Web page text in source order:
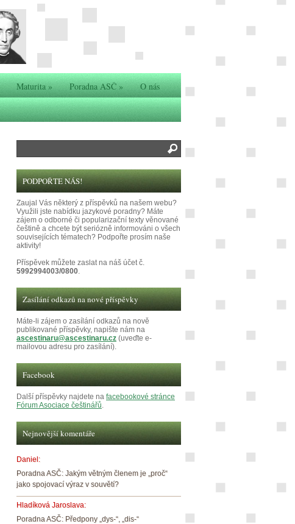
Maturita» Poradna ASČ» O nás
PODPOŘTE NÁS!
Zaujal Vás některý z příspěvků na našem webu?
Využili jste nabídku jazykové poradny? Máte
zájem o odborné či popularizační texty věnované
češtině a chcete být seriózně informováni o všech
souvisejících tématech? Podpořte prosím naše
aktivity!
Příspěvek můžete zaslat na náš účet č.
5992994003/0800.
Zasílání odkazů na nové příspěvky
Máte-li zájem o zasílání odkazů na nově
publikované příspěvky, napište nám na
ascestinaru@ascestinaru.cz (uveďte e-
mailovou adresu pro zasílání).
Facebook
Další příspěvky najdete na facebookové stránce
Fórum Asociace češtinářů.
Nejnovější komentáře
Daniel:
Poradna ASČ: Jakým větným členem je „proč“
jako spojovací výraz v souvětí?
Hladíková Jaroslava:
Poradna ASČ: Předpony „dys-“, „dis-“